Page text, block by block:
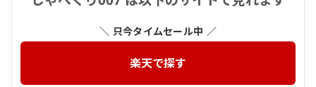
＼ 只今タイムセール中 ／
楽天で探す